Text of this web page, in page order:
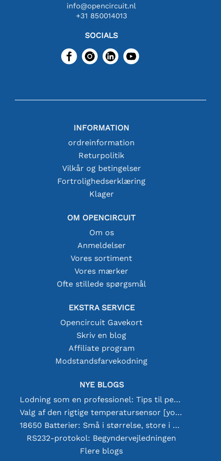
info@opencircuit.nl
+31 850014013
SOCIALS
INFORMATION
ordreinformation
Returpolitik
Vilkår og betingelser
Fortrolighedserklæring
Klager
OM OPENCIRCUIT
Om os
Anmeldelser
Vores sortiment
Vores mærker
Ofte stillede spørgsmål
EKSTRA SERVICE
Opencircuit Gavekort
Skriv en blog
Affiliate program
Modstandsfarvekodning
NYE BLOGS
Lodning som en professionel: Tips til perfekte elektroniske forbindelser
Valg af den rigtige temperatursensor [youtube]
18650 Batterier: Små i størrelse, store i ydeevne
RS232-protokol: Begyndervejledningen
Flere blogs